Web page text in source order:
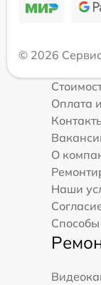
© 2026
Оплата
О
Наши